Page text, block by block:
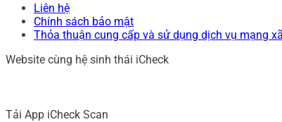
Liên hệ
Chính sách bảo mật
Thỏa thuận cung cấp và sử dụng dịch vụ mạng
Website cùng hệ sinh thái iCheck
Tải App iCheck Scan